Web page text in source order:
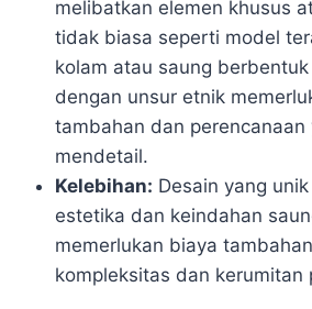
melibatkan elemen khusus
tidak biasa seperti model
kolam atau saung
dengan unsur etnik
tambahan dan perencanaan
mendetail.
Kelebihan: Desain yang
estetika dan keindahan
memerlukan biaya
kompleksitas dan kerumitan